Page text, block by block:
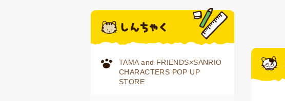
TAMA and FRIENDS×SANRIO
CHARACTERS POP UP
STORE